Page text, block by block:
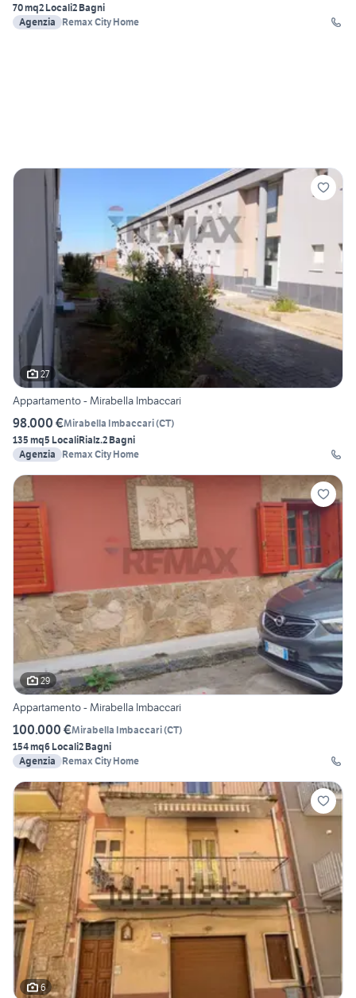
70 mq2 Locali2 Bagni
Agenzia
Remax City Home
27
Appartamento - Mirabella Imbaccari
98.000 €Mirabella Imbaccari(CT)
135 mq5 LocaliRialz.2 Bagni
Agenzia
Remax City Home
29
Appartamento - Mirabella Imbaccari
100.000 €Mirabella Imbaccari(CT)
154 mq6 Locali2 Bagni
Agenzia
Remax City Home
6